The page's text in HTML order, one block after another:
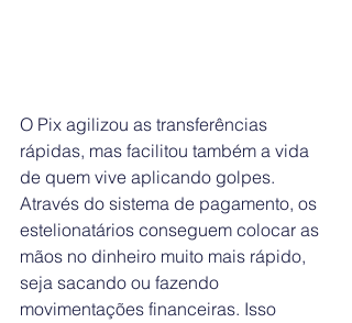
O Pix agilizou as transferências
rápidas, mas facilitou também a vida
de quem vive aplicando golpes.
Através do sistema de pagamento, os
estelionatários conseguem colocar as
mãos no dinheiro muito mais rápido,
seja sacando ou fazendo
movimentações financeiras. Isso